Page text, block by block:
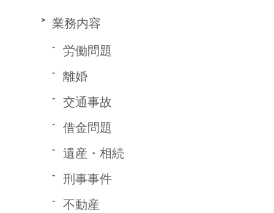
業務内容
労働問題
離婚
交通事故
借金問題
遺産・相続
刑事事件
不動産